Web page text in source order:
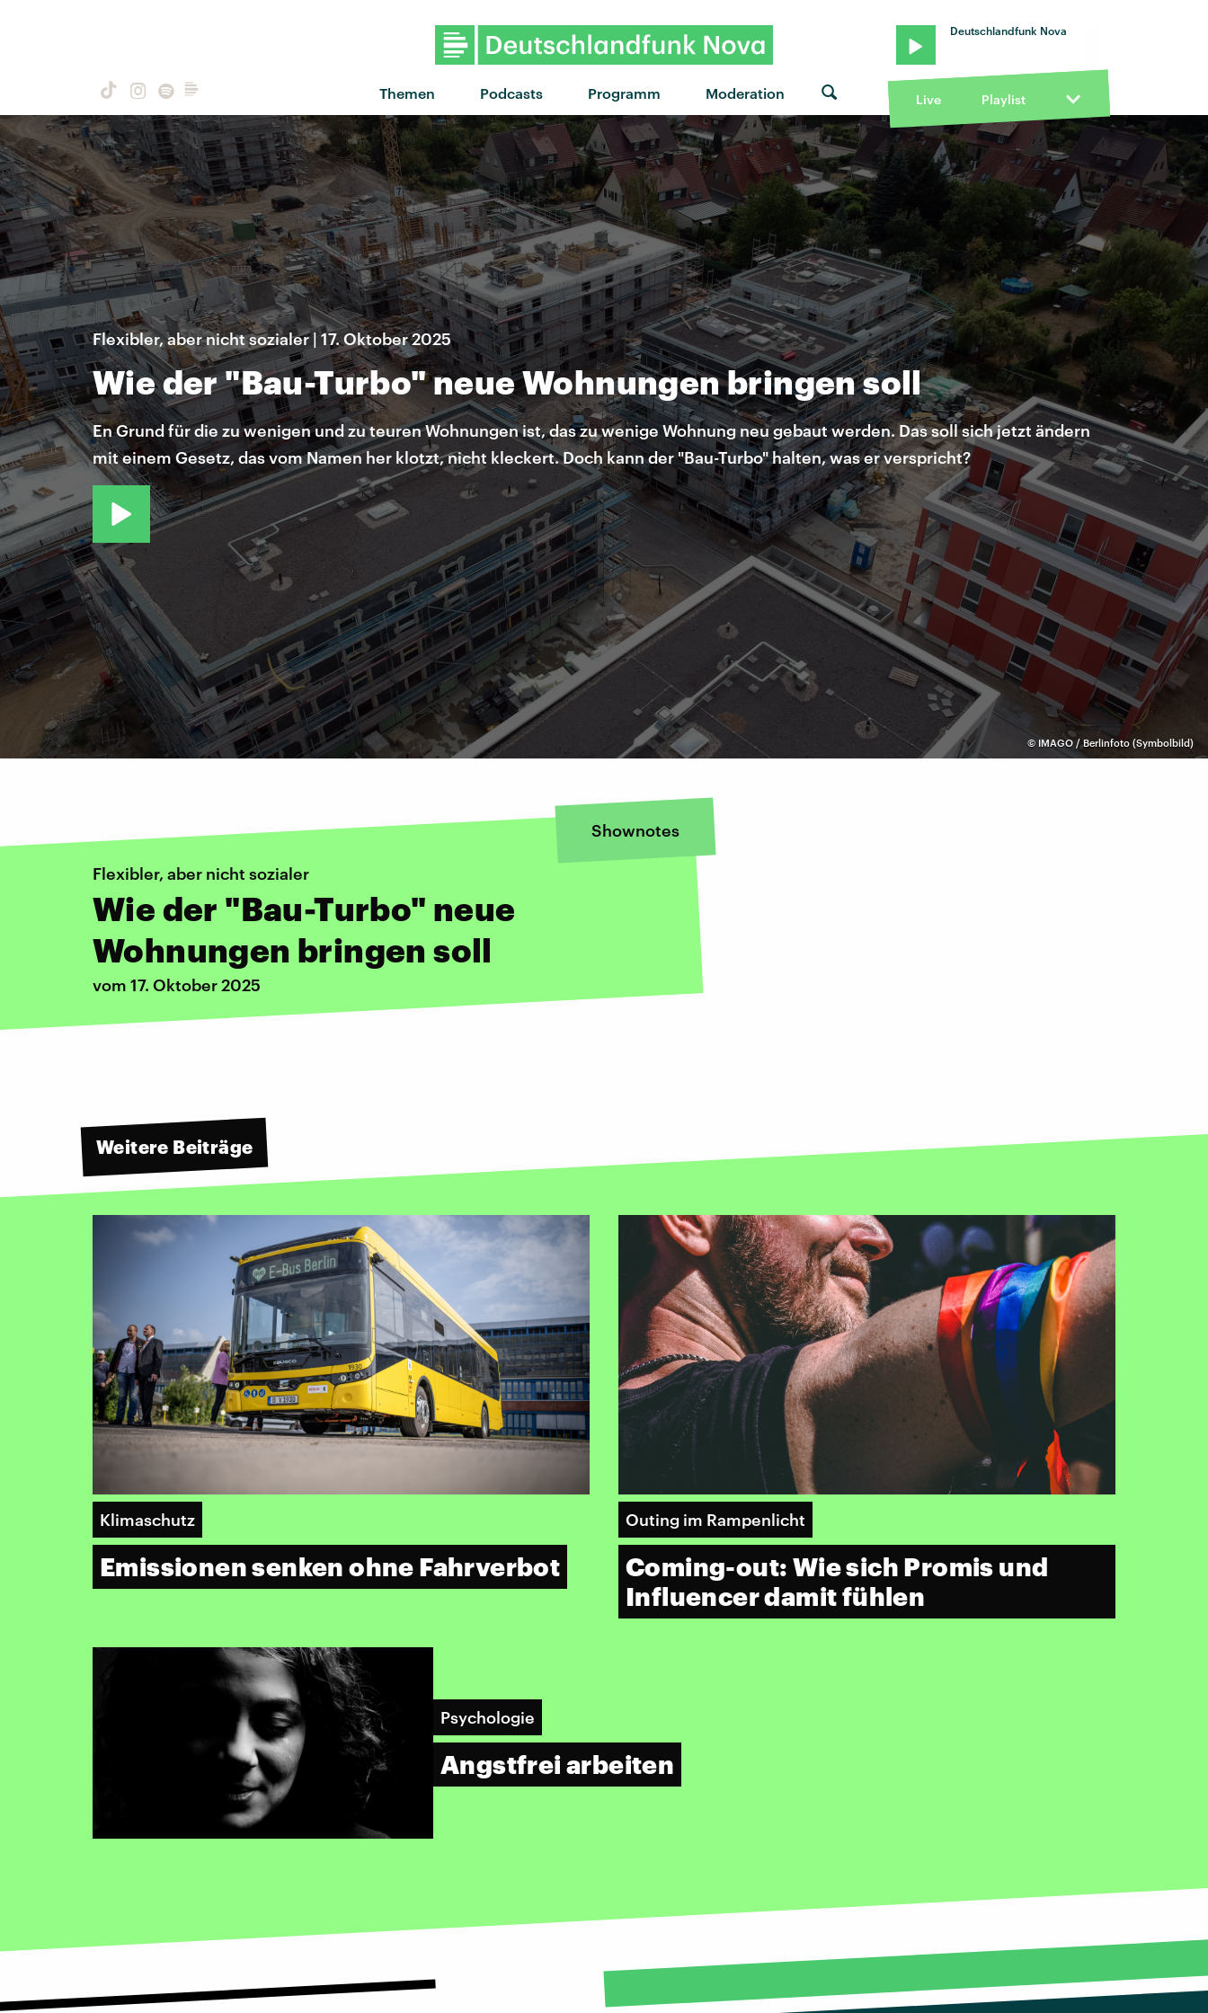
Themen Podcasts Programm Moderation
Deutschlandfunk Nova
Live Playlist
© IMAGO / Berlinfoto (Symbolbild)
Flexibler, aber nicht sozialer | 17. Oktober 2025
Wie der "Bau-Turbo" neue Wohnungen bringen soll
En Grund für die zu wenigen und zu teuren Wohnungen ist, das zu wenige Wohnung neu gebaut werden. Das soll sich jetzt ändern
mit einem Gesetz, das vom Namen her klotzt, nicht kleckert. Doch kann der "Bau-Turbo" halten, was er verspricht?
Shownotes
Flexibler, aber nicht sozialer
Wie der "Bau-Turbo" neue
Wohnungen bringen soll
vom 17. Oktober 2025
Weitere Beiträge
Klimaschutz
Emissionen senken ohne Fahrverbot
Outing im Rampenlicht
Coming-out: Wie sich Promis und
Influencer damit fühlen
Psychologie
Angstfrei arbeiten